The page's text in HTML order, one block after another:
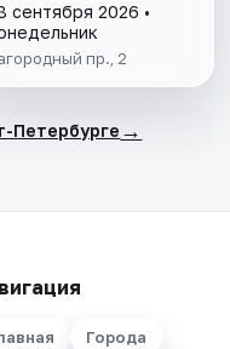
сентября 2026 •
пр., 2
Петербурге →
Города